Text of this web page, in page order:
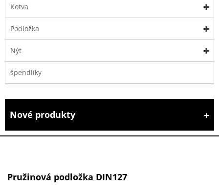
Kotva
Podložka
Nýt
špendlíky
Nové produkty
Pružinová podložka DIN127